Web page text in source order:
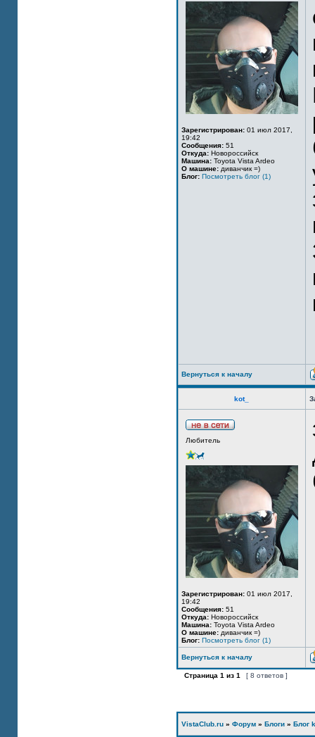
Зарегистрирован: 01 июл 2017,
19:42
Сообщения: 51
Откуда: Новороссийск
Машина: Toyota Vista Ardeo
О машине: диванчик =)
Блог: Посмотреть блог (1)
Вернуться к началу
kot_
Любитель
Зарегистрирован: 01 июл 2017,
19:42
Сообщения: 51
Откуда: Новороссийск
Машина: Toyota Vista Ardeo
О машине: диванчик =)
Блог: Посмотреть блог (1)
Вернуться к началу
Страница 1 из 1 [ 8 ответов ]
VistaClub.ru » Форум » Блоги » Блог